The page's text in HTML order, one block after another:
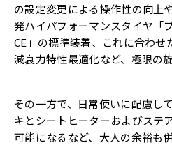
の設定変更による操作性の向上
発ハイパフォーマンスタイヤ「
CE」の標準装着、これに合わせ
減衰力特性最適化など、極限の
その一方で、日常使いに配慮し
キとシートヒーターおよびステ
可能になるなど、大人の余裕も